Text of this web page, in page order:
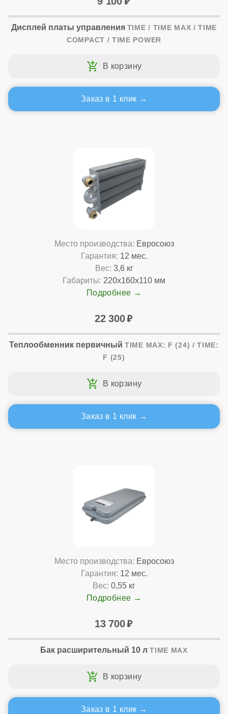
Дисплей платы управления TIME / TIME MAX / TIME
COMPACT / TIME POWER
Заказ в 1 клик
Место производства: Евросоюз
Гарантия: 12 мес.
Вес: 3,6 кг
Габариты: 220x160x110 мм
Подробнее
22 300
Теплообменник первичный TIME MAX: F (24) / TIME:
F (25)
Заказ в 1 клик
Место производства: Евросоюз
Гарантия: 12 мес.
Вес: 0,55 кг
Подробнее
13 700
Бак расширительный 10 л TIME MAX
Заказ в 1 клик